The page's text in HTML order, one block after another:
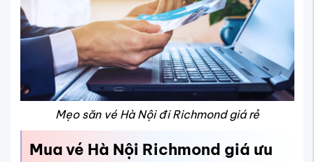
Mẹo săn vé Hà Nội đi Richmond giá rẻ
Mua vé Hà Nội Richmond giá ưu